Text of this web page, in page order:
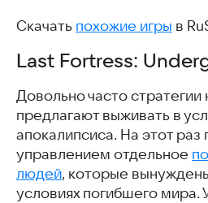
Скачать похожие игры в
Last Fortress:
Довольно часто
предлагают выживать в
апокалипсиса. На этот
управлением отдельное
людей, которые
условиях погибшего мира.